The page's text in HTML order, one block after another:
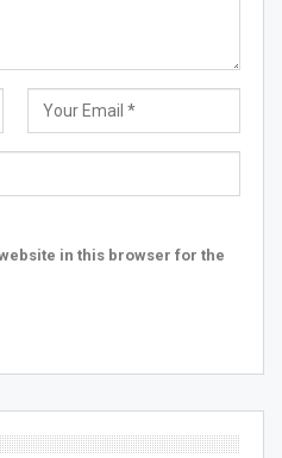
in this browser for the